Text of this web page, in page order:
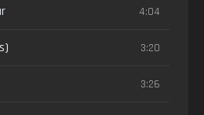
4:04
3:20
3:26